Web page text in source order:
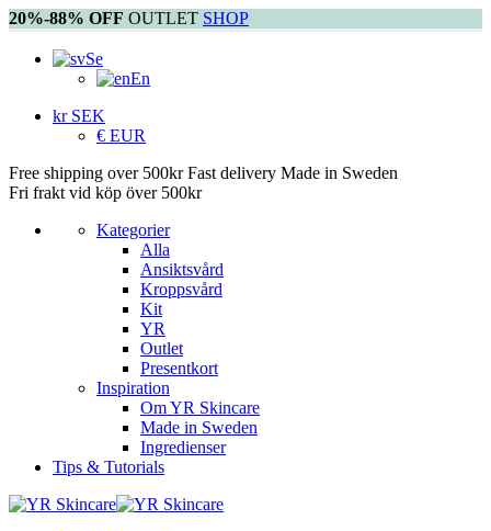
20%-88% OFF OUTLET SHOP
Se
En
kr SEK
€ EUR
Free shipping over 500krFast delivery Made in Sweden
Fri frakt vid köp över 500kr
Kategorier
Alla
Ansiktsvård
Kroppsvård
Kit
YR
Outlet
Presentkort
Inspiration
Om YR Skincare
Made in Sweden
Ingredienser
Tips & Tutorials